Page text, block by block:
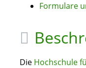
Formulare
Die Hochschule